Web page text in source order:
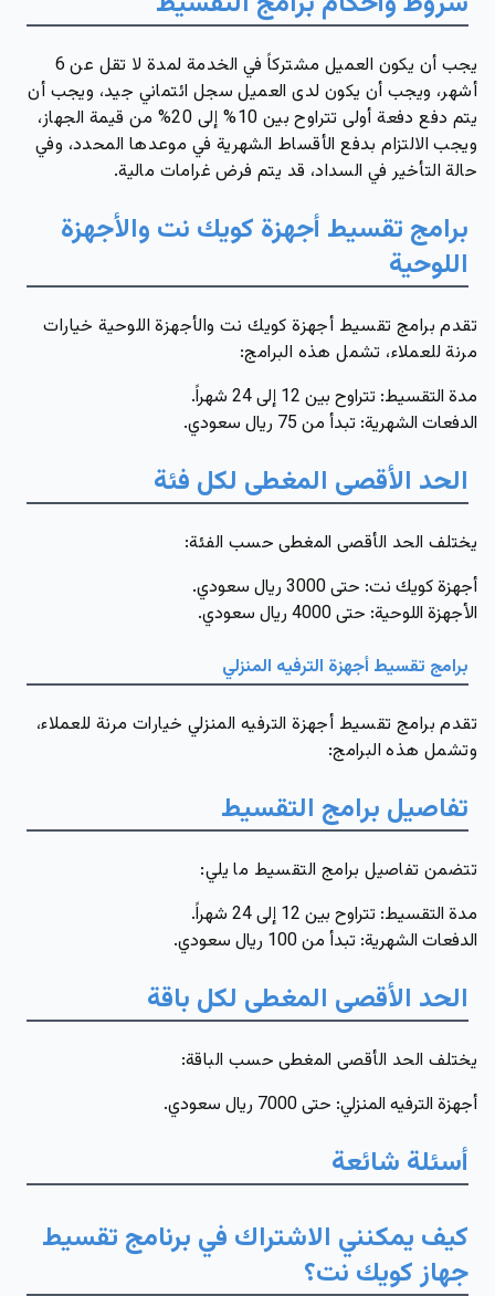
يجب أن يكون العميل مشتركاً في الخدمة لمدة لا تقل عن 6
أشهر، ويجب أن يكون لدى العميل سجل ائتماني جيد، ويجب أن
يتم دفع دفعة أولى تتراوح بين 10% إلى 20% من قيمة الجهاز،
ويجب الالتزام بدفع الأقساط الشهرية في موعدها المحدد، وفي
حالة التأخير في السداد، قد يتم فرض غرامات مالية.
برامج تقسيط أجهزة كويك نت والأجهزة
اللوحية
تقدم برامج تقسيط أجهزة كويك نت والأجهزة اللوحية خيارات
مرنة للعملاء، تشمل هذه البرامج:
مدة التقسيط: تتراوح بين 12 إلى24 شهراً.
الدفعات الشهرية: تبدأ من 75 ريال سعودي.
الحد الأقصى المغطى لكل فئة
يختلف الحد الأقصى المغطى حسب الفئة:
أجهزة كويك نت: حتى3000 ريال سعودي.
الأجهزة اللوحية: حتى4000 ريال سعودي.
برامج تقسيط أجهزة الترفيه المنزلي
تقدم برامج تقسيط أجهزة الترفيه المنزلي خيارات مرنة للعملاء،
وتشمل هذه البرامج:
تفاصيل برامج التقسيط
تتضمن تفاصيل برامج التقسيط ما يلي:
مدة التقسيط: تتراوح بين 12 إلى24 شهراً.
الدفعات الشهرية: تبدأ من100 ريال سعودي.
الحد الأقصى المغطى لكل باقة
يختلف الحد الأقصى المغطى حسب الباقة:
أجهزة الترفيه المنزلي: حتى7000 ريال سعودي.
أسئلة شائعة
كيف يمكنني الاشتراك في برنامج تقسيط
جهاز كويك نت؟